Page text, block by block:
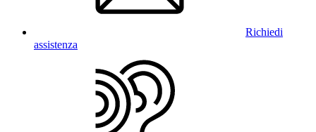
Richiedi
assistenza